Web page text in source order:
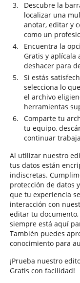
Descubre la
localizar una
anotar, editar y
como un
Encuentra la
Gratis y aplícala
deshacer para
Si estás
selecciona lo
el archivo
herramientas
Comparte tu
tu equipo,
continuar
Al utilizar nuestro
tus datos están
indiscretas.
protección de datos
que tu experiencia
interacción con
editar tu
siempre está aquí
También puedes
conocimiento para
¡Prueba nuestro
Gratis con facilidad!